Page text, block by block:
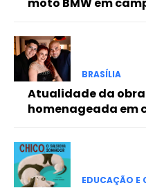
Praesent euismod ac
Nullam eu erat
Donec quis est ac felis
Orci varius natoque
BRASÍLIA
Atualidade da obra
homenageada em
EDUCAÇÃO E